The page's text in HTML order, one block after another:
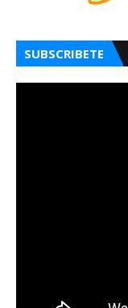
SUBSCRIBETE